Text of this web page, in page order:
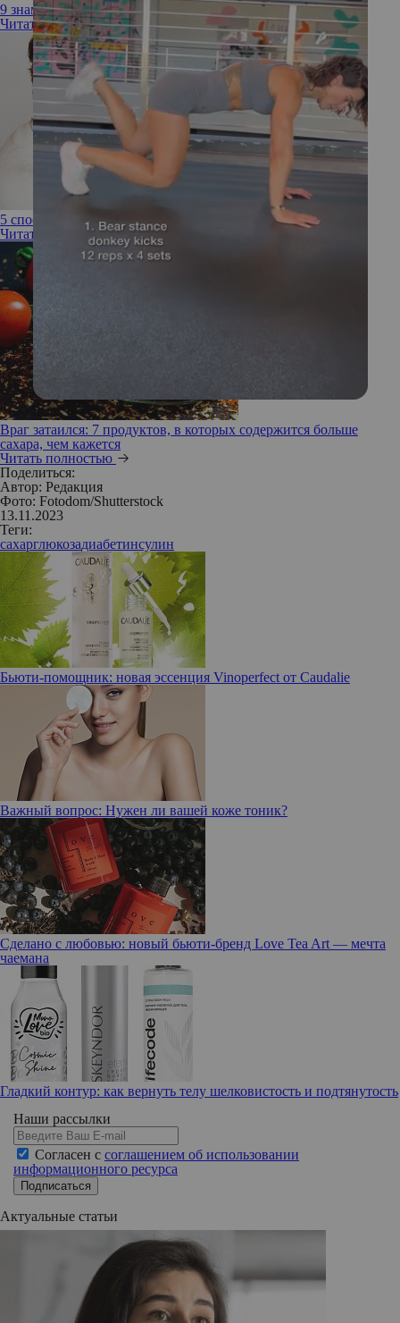
9 знаменитостей, живущих с диабетом
Читать полностью
5 способов не допустить скачка сахара в крови
Читать полностью
Враг затаился: 7 продуктов, в которых содержится больше
сахара, чем кажется
Читать полностью
Поделиться:
Автор: Редакция
Фото: Fotodom/Shutterstock
13.11.2023
Теги:
сахарглюкозадиабетинсулин
Бьюти-помощник: новая эссенция Vinoperfect от Caudalie
Важный вопрос: Нужен ли вашей коже тоник?
Сделано с любовью: новый бьюти-бренд Love Tea Art — мечта
чаемана
Гладкий контур: как вернуть телу шелковистость и подтянутость
Наши рассылки
Согласен с соглашением об использовании
информационного ресурса
Подписаться
Актуальные статьи